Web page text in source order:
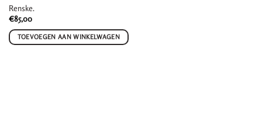
Renske.
€85,00
TOEVOEGEN AAN WINKELWAGEN